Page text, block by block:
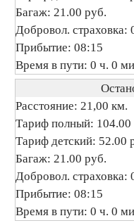
Багаж: 21.00 руб.
Добровол. страховка:
Прибытие: 08:15
Время в пути: 0 ч. 0
Расстояние: 21,00 км.
Тариф полный: 104.00
Тариф детский: 52.00
Багаж: 21.00 руб.
Добровол. страховка:
Прибытие: 08:15
Время в пути: 0 ч. 0